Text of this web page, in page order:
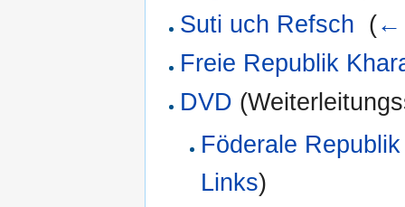
Suti uch Refsch (←
Freie Republik
DVD
Föderale
Links)